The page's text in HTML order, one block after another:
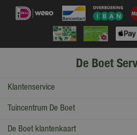
De Boet
Klantenservice
Tuincentrum De Boet
De Boet klantenkaart